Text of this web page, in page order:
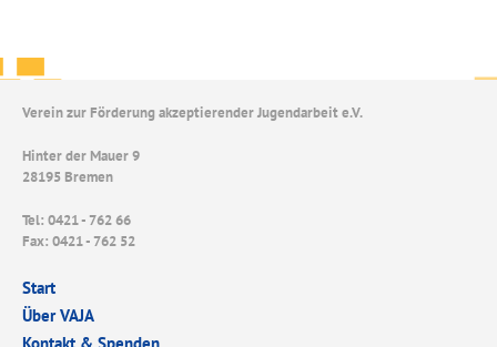
Verein zur Förderung akzeptierender Jugendarbeit e.V.
Hinter der Mauer 9
28195 Bremen
Tel: 0421 - 762 66
Fax: 0421 - 762 52
Start
Über VAJA